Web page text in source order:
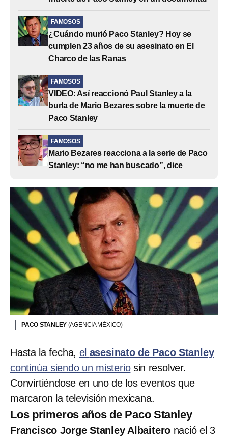
FAMOSOS
¿Cuándo murió Paco Stanley? Hoy se
cumplen 23 años de su asesinato en El
Charco de las Ranas
FAMOSOS
VIDEO: Así reaccionó Paul Stanley a la
burla de Mario Bezares sobre la muerte de
Paco Stanley
FAMOSOS
Mario Bezares reacciona a la serie de Paco
Stanley: “no me han buscado”, dice
PACO STANLEY (AGENCIA MÉXICO)
Hasta la fecha, el asesinato de Paco Stanley
continúa siendo un misteriosin resolver.
Convirtiéndose en uno de los eventos que
marcaron la televisión mexicana.
Los primeros años de Paco Stanley
Francisco Jorge Stanley Albaitero nació el 3